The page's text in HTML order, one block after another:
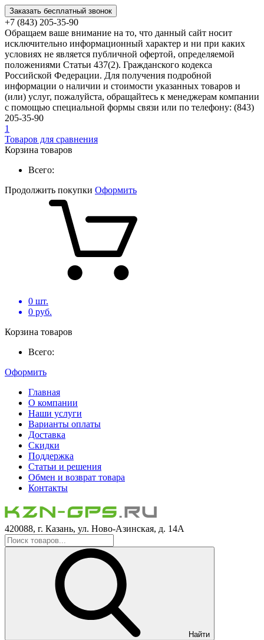
Заказать бесплатный звонок
+7 (843) 205-35-90
Обращаем ваше внимание на то, что данный сайт носит
исключительно информационный характер и ни при каких
условиях не является публичной офертой, определяемой
положениями Статьи 437(2). Гражданского кодекса
Российской Федерации. Для получения подробной
информации о наличии и стоимости указанных товаров и
(или) услуг, пожалуйста, обращайтесь к менеджерам компании
с помощью специальной формы связи или по телефону: (843)
205-35-90
1
Товаров для сравнения
Корзина товаров
Всего:
Продолжить покупки Оформить
0 шт.
0 руб.
Корзина товаров
Всего:
Оформить
Главная
О компании
Наши услуги
Варианты оплаты
Доставка
Скидки
Поддержка
Статьи и решения
Обмен и возврат товара
Контакты
420088, г. Казань, ул. Ново-Азинская, д. 14А
Найти